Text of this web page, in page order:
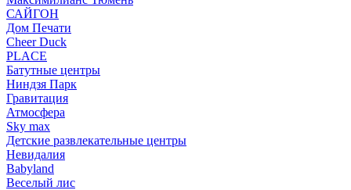
САЙГОН
Дом Печати
Cheer Duck
PLACE
Батутные центры
Ниндзя Парк
Гравитация
Атмосфера
Sky max
Детские развлекательные центры
Невидалия
Babyland
Веселый лис